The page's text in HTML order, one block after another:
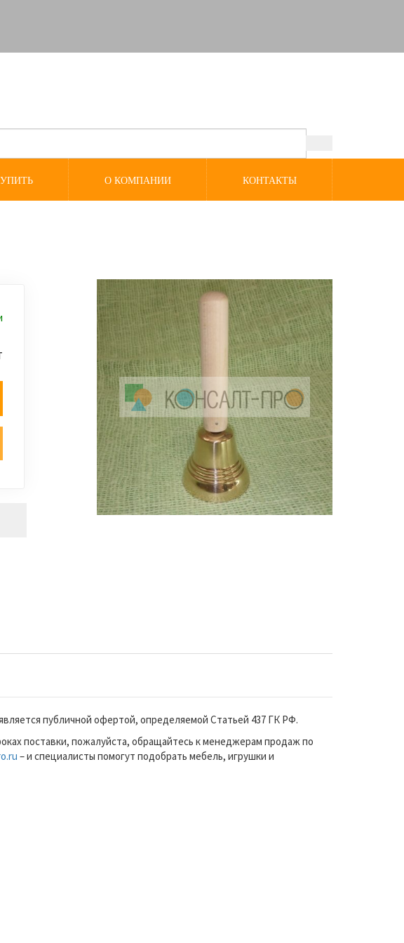
О КОМПАНИИ КОНТАКТЫ
публичной офертой, определяемой Статьей 437 ГК РФ.
поставки, пожалуйста, обращайтесь к менеджерам продаж по
– и специалисты помогут подобрать мебель, игрушки и